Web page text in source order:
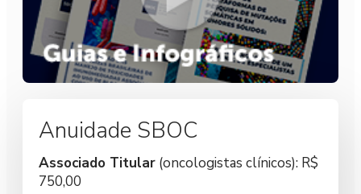
Anuidade SBOC
Associado Titular (oncologistas clínicos): R$
750,00